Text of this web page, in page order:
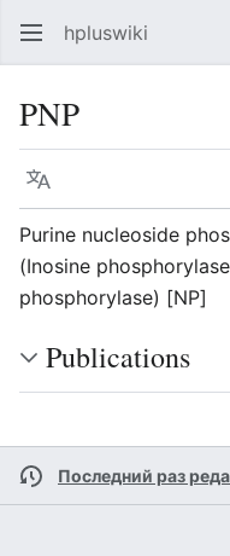
hpluswiki
PNP
Язык
Purine nucleoside
(Inosine
phosphorylase) [NP]
Publications
Последний раз